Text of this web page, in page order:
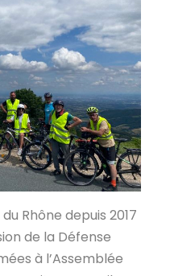
Rhône depuis 2017
de la Défense
à l’Assemblée